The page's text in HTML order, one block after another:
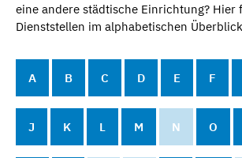
eine andere städtische Einrichtung? Hier
Dienststellen im alphabetischen
A B C D E F
J K L M N O